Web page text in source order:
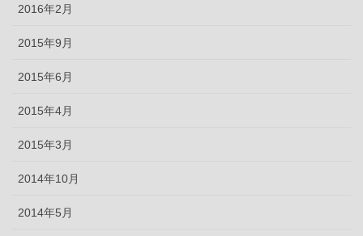
2016年2月
2015年9月
2015年6月
2015年4月
2015年3月
2014年10月
2014年5月